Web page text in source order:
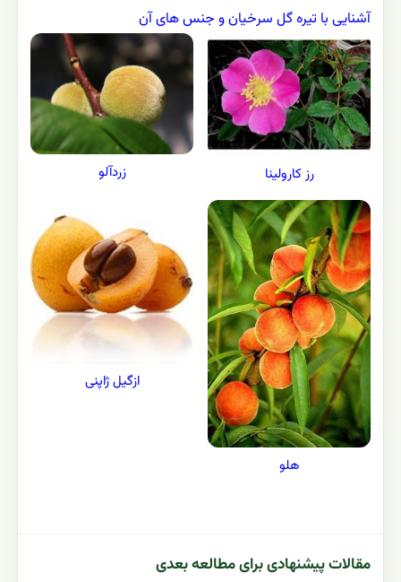
آشنایی با تیره گل سرخیان و جنس های آن
رز کارولینا زردآلو
هلو
ازگیل ژاپنی
مقالات پیشنهادی برای مطالعه بعدی